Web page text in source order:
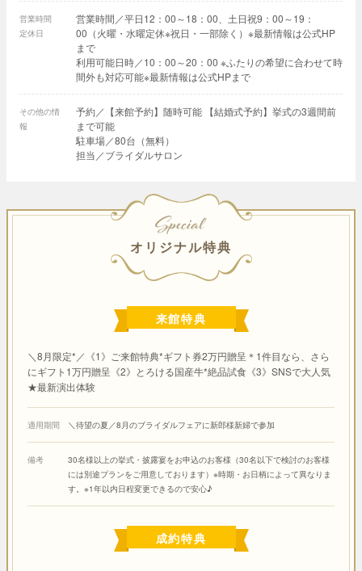
営業時間
定休日
営業時間／平日12：00～18：00、土日祝9：00～19：
00（火曜・水曜定休※祝日・一部除く）※最新情報は公式HP
まで
利用可能日時／10：00～20：00 ※ふたりの希望に合わせて時
間外も対応可能※最新情報は公式HPまで
その他の情
報
予約／【来館予約】随時可能 【結婚式予約】挙式の3週間前
まで可能
駐車場／80台（無料）
担当／ブライダルサロン
SPECIAL
オリジナル特典
来館特典
＼8月限定*／《1》ご来館特典*ギフト券2万円贈呈＊1件目なら、さら
にギフト1万円贈呈《2》とろける国産牛*絶品試食《3》SNSで大人気
★最新演出体験
適用期間 ＼待望の夏／8月のブライダルフェアに新郎様新婦で参加
備考
30名様以上の挙式・披露宴をお申込のお客様（30名以下で検討のお客様
には別途プランをご用意しております）※時期・お日柄によって異なりま
す。※1年以内日程変更できるので安心♪
成約特典